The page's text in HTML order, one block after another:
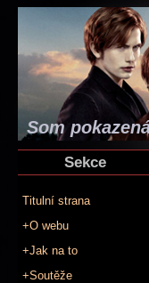
Som
Sekce
Titulní strana
+O webu
+Jak na to
+Soutěže